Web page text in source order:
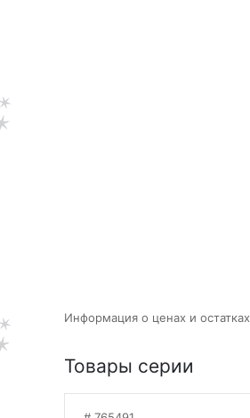
Информация о ценах и
Товары серии